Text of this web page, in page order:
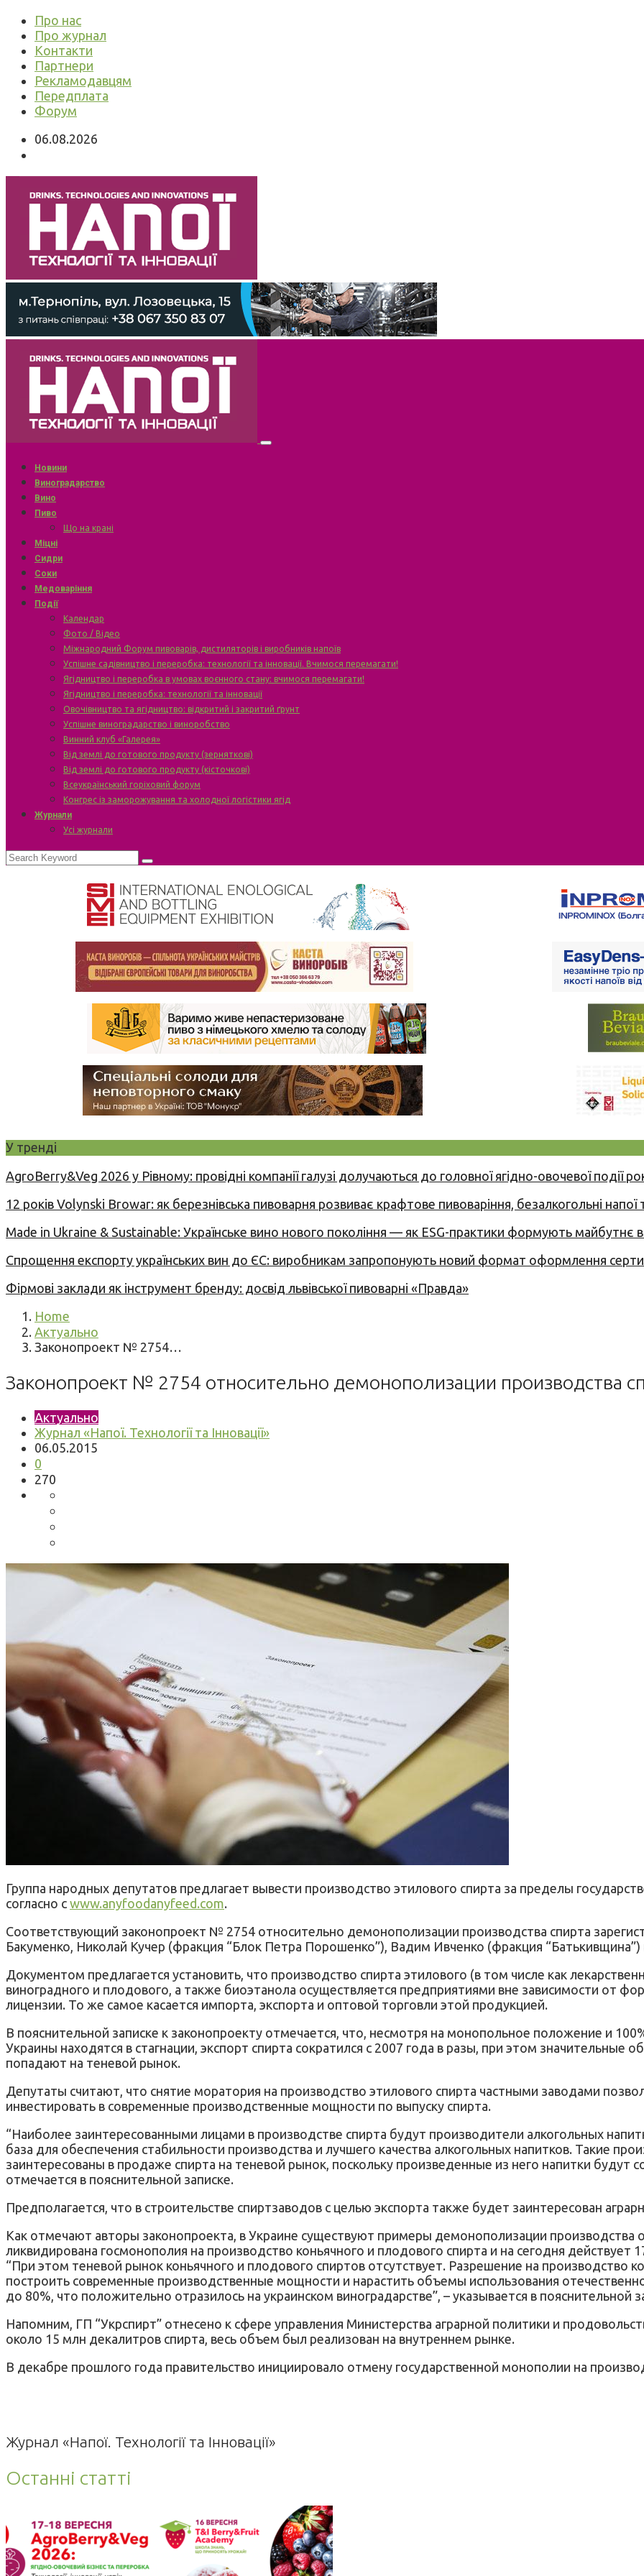
Про нас
Про журнал
Контакти
Партнери
Рекламодавцям
Передплата
Форум
06.08.2026
Новини
Виноградарство
Вино
Пиво
Що на крані
Міцні
Сидри
Соки
Медоваріння
Події
Календар
Фото / Відео
Міжнародний Форум пивоварів, дистиляторів і виробників напоїв
Успішне садівництво і переробка: технології та інновації. Вчимося перемагати!
Ягідництво і переробка в умовах воєнного стану: вчимося перемагати!
Ягідництво і переробка: технології та інновації
Овочівництво та ягідництво: відкритий і закритий ґрунт
Успішне виноградарство і виноробство
Винний клуб «Галерея»
Від землі до готового продукту (зерняткові)
Від землі до готового продукту (кісточкові)
Всеукраїнський горіховий форум
Конгрес із заморожування та холодної логістики ягід
Журнали
Усі журнали
У тренді
AgroBerry&Veg 2026 у Рівному: провідні компанії галузі долучаються до головної ягідно-овочевої події
12 років Volynski Browar: як березнівська пивоварня розвиває крафтове пивоваріння, безалкогольні напої
Made in Ukraine & Sustainable: Українське вино нового покоління — як ESG-практики формують майбутнє
Спрощення експорту українських вин до ЄС: виробникам запропонують новий формат оформлення
Фірмові заклади як інструмент бренду: досвід львівської пивоварні «Правда»
Home
Актуально
Законопроект № 2754…
Законопроект № 2754 относительно демонополизации производства
Актуально
Журнал «Напої. Технології та Інновації»
06.05.2015
0
270
Группа народных депутатов предлагает вывести производство этилового спирта за пределы
согласно с www.anyfoodanyfeed.com.
Соответствующий законопроект № 2754 относительно демонополизации производства спирта
Бакуменко, Николай Кучер (фракция “Блок Петра Порошенко”), Вадим Ивченко (фракция “Батькивщина”)
Документом предлагается установить, что производство спирта этилового (в том числе как
виноградного и плодового, а также биоэтанола осуществляется предприятиями вне зависимости от
лицензии. То же самое касается импорта, экспорта и оптовой торговли этой продукцией.
В пояснительной записке к законопроекту отмечается, что, несмотря на монопольное положение и
Украины находятся в стагнации, экспорт спирта сократился с 2007 года в разы, при этом
попадают на теневой рынок.
Депутаты считают, что снятие моратория на производство этилового спирта частными заводами
инвестировать в современные производственные мощности по выпуску спирта.
“Наиболее заинтересованными лицами в производстве спирта будут производители алкогольных
база для обеспечения стабильности производства и лучшего качества алкогольных напитков. Такие
заинтересованы в продаже спирта на теневой рынок, поскольку произведенные из него напитки будут
отмечается в пояснительной записке.
Предполагается, что в строительстве спиртзаводов с целью экспорта также будет заинтересован
Как отмечают авторы законопроекта, в Украине существуют примеры демонополизации производства
ликвидирована госмонополия на производство коньячного и плодового спирта и на сегодня
“При этом теневой рынок коньячного и плодового спиртов отсутствует. Разрешение на производство
построить современные производственные мощности и нарастить объемы использования
до 80%, что положительно отразилось на украинском виноградарстве”, – указывается в пояснительной
Напомним, ГП “Укрспирт” отнесено к сфере управления Министерства аграрной политики и
около 15 млн декалитров спирта, весь объем был реализован на внутреннем рынке.
В декабре прошлого года правительство инициировало отмену государственной монополии на
Журнал «Напої. Технології та Інновації»
Останні статті